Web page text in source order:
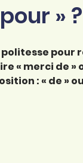
» ?
pour
« merci de »
: « de » ou